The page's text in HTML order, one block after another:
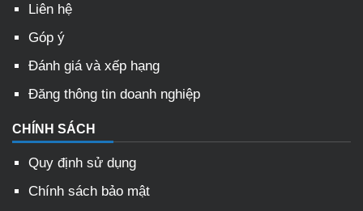
Liên hệ
Góp ý
Đánh giá và xếp hạng
Đăng thông tin doanh nghiệp
CHÍNH SÁCH
Quy định sử dụng
Chính sách bảo mật